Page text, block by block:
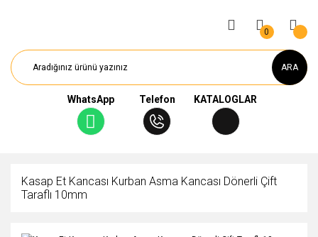
ARA
WhatsApp Telefon KATALOGLAR
0
Kasap Et Kancası Kurban Asma Kancası Dönerli Çift
Taraflı 10mm